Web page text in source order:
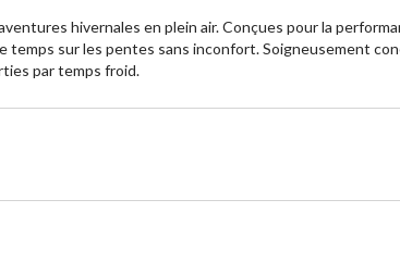
hivernales en plein air. Conçues pour la
sur les pentes sans inconfort. Soigneusement
par temps froid.